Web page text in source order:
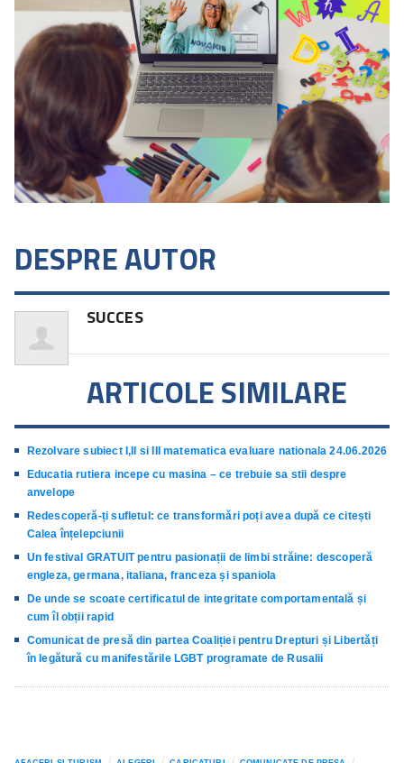
DESPRE AUTOR
SUCCES
ARTICOLE SIMILARE
Rezolvare subiect I,II si III matematica evaluare nationala 24.06.2026
Educatia rutiera incepe cu masina – ce trebuie sa stii despre
anvelope
Redescoperă-ți sufletul: ce transformări poți avea după ce citești
Calea înțelepciunii
Un festival GRATUIT pentru pasionații de limbi străine: descoperă
engleza, germana, italiana, franceza și spaniola
De unde se scoate certificatul de integritate comportamentală și
cum îl obții rapid
Comunicat de presă din partea Coaliției pentru Drepturi și Libertăți
în legătură cu manifestările LGBT programate de Rusalii